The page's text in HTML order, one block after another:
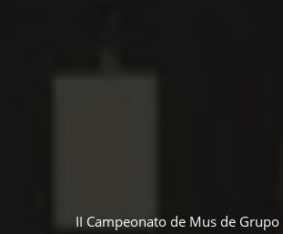
II Campeonato de Mus de